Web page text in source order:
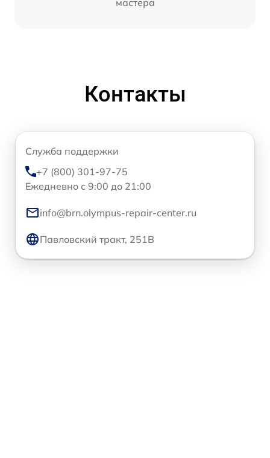
Контакты
Служба поддержки
+7 (800) 301-97-75
Ежедневно с 9:00 до 21:00
info@brn.olympus-repair-center.ru
Павловский тракт, 251В